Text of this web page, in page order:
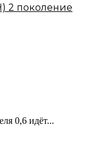
2 поколение
0,6 идёт...